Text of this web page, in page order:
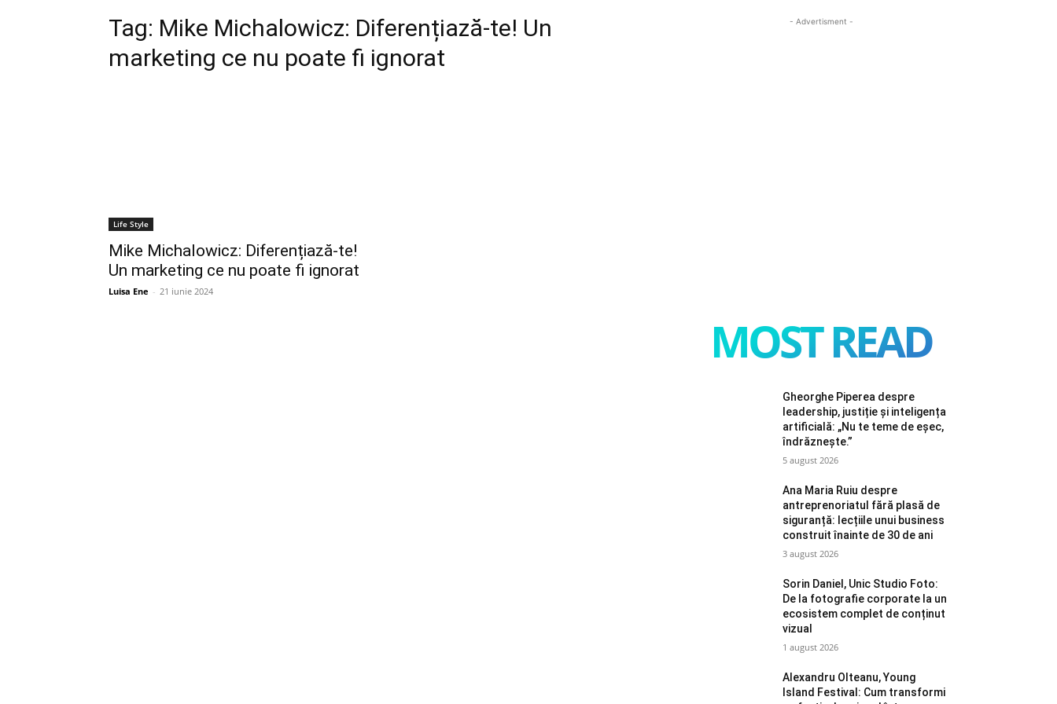
Tag: Mike Michalowicz: Diferențiază-te! Un
marketing ce nu poate fi ignorat
Life Style
Mike Michalowicz: Diferențiază-te!
Un marketing ce nu poate fi ignorat
Luisa Ene - 21 iunie 2024
- Advertisment -
MOST READ
Gheorghe Piperea despre
leadership, justiție și inteligența
artificială: „Nu te teme de eșec,
îndrăznește.”
5 august 2026
Ana Maria Ruiu despre
antreprenoriatul fără plasă de
siguranță: lecțiile unui business
construit înainte de 30 de ani
3 august 2026
Sorin Daniel, Unic Studio Foto:
De la fotografie corporate la un
ecosistem complet de conținut
vizual
1 august 2026
Alexandru Olteanu, Young
Island Festival: Cum transformi